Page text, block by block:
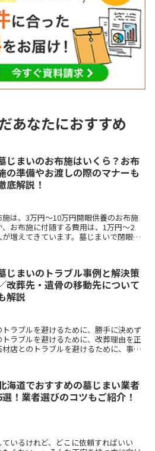
あなたにおすすめ
じまいのお布施はいくら？お布
の準備やお渡しの際のマナーも
底解説！
は、3万円～10万円開眼供養のお布施
お布施に付随する費用は、1万円～2
増えてきています。墓じまいで閉眼供
じまいのトラブル事例と解決策
改葬先・遺骨の移動先について
解説
ラブルを避けるために、勝手に決めず
ラブルを避けるために、改葬理由を正
店とのトラブルを避けるために、事前
海道でおすすめの墓じまい業者
選！業者選びのコツもご紹介！
ているけれど、どこに依頼すればいい